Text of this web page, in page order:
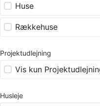
Huse
Rækkehuse
Projektudlejning
Vis kun
Husleje